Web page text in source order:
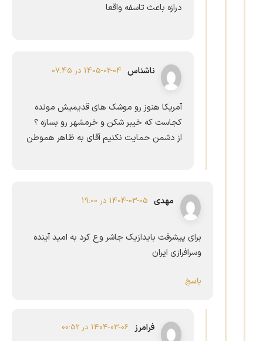
درازه باعث تاسفه واقعا
ناشناس 1405-02-04 در 07:45
آمریکا هنوز رو موشک های قدیمیش مونده
کجاست که خیبر شکن و خرمشهر رو بسازه ؟
از دشمن حمایت نکنیم آقای به ظاهر هموطن
مهدی 1404-03-05 در 19:00
برای پیشرفت بایدازیک جاشر وع کرد به امید آینده
وسرافرازی ایران
پاسخ
فرامرز 1404-03-06 در 00:52